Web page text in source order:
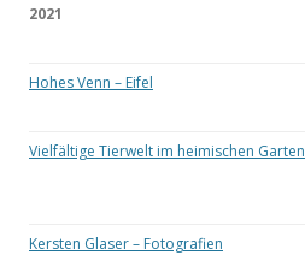
2021
Hohes Venn – Eifel
Vielfältige Tierwelt im heimischen Garten
Kersten Glaser – Fotografien